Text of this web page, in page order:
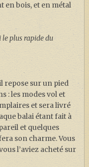
en bois, et en métal
le plus rapide du
repose sur un pied
: les modes vol et
et sera livré
balai étant fait à
et quelques
son charme. Vous
l’aviez acheté sur